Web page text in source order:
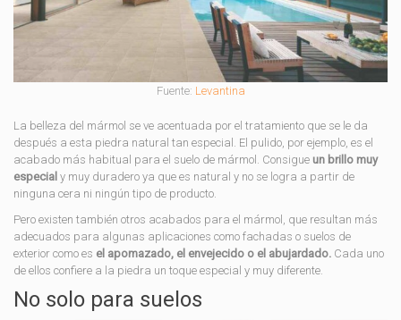
Fuente: Levantina
La belleza del mármol se ve acentuada por el tratamiento que se le da
después a esta piedra natural tan especial. El pulido, por ejemplo, es el
acabado más habitual para el suelo de mármol. Consigue un brillo muy
especial y muy duradero ya que es natural y no se logra a partir de
ninguna cera ni ningún tipo de producto.
Pero existen también otros acabados para el mármol, que resultan más
adecuados para algunas aplicaciones como fachadas o suelos de
exterior como es el apomazado, el envejecido o el abujardado. Cada uno
de ellos confiere a la piedra un toque especial y muy diferente.
No solo para suelos